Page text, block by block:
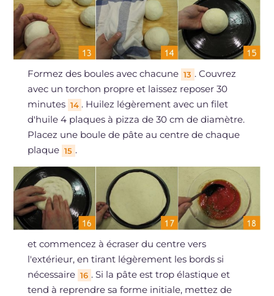
Formez des boules avec chacune 13 . Couvrez
avec un torchon propre et laissez reposer 30
minutes 14 . Huilez légèrement avec un filet
d'huile 4 plaques à pizza de 30 cm de diamètre.
Placez une boule de pâte au centre de chaque
plaque 15 .
et commencez à écraser du centre vers
l'extérieur, en tirant légèrement les bords si
nécessaire 16 . Si la pâte est trop élastique et
tend à reprendre sa forme initiale, mettez de